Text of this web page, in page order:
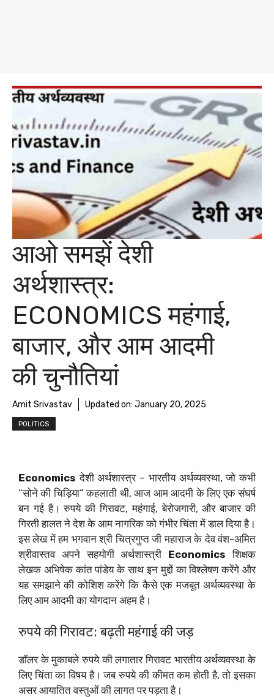
आओ समझें देशी
अर्थशास्त्र:
ECONOMICS महंगाई,
बाजार, और आम आदमी
की चुनौतियां
Amit Srivastav Updated on: January 20, 2025
POLITICS
Economics देशी अर्थशास्त्र – भारतीय अर्थव्यवस्था, जो कभी
“सोने की चिड़िया” कहलाती थी, आज आम आदमी के लिए एक संघर्ष
बन गई है। रुपये की गिरावट, महंगाई, बेरोजगारी, और बाजार की
गिरती हालत ने देश के आम नागरिक को गंभीर चिंता में डाल दिया है।
इस लेख में हम भगवान श्री चित्रगुप्त जी महाराज के देव वंश-अमित
श्रीवास्तव अपने सहयोगी अर्थशास्त्री Economics शिक्षक
लेखक अभिषेक कांत पांडेय के साथ इन मुद्दों का विश्लेषण करेंगे और
यह समझाने की कोशिश करेंगे कि कैसे एक मजबूत अर्थव्यवस्था के
लिए आम आदमी का योगदान अहम है।
रुपये की गिरावट: बढ़ती महंगाई की जड़
डॉलर के मुकाबले रुपये की लगातार गिरावट भारतीय अर्थव्यवस्था के
लिए चिंता का विषय है। जब रुपये की कीमत कम होती है, तो इसका
असर आयातित वस्तुओं की लागत पर पड़ता है।